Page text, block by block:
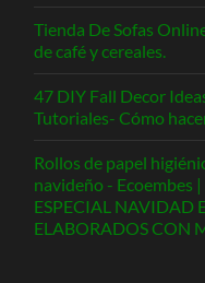
Tienda De Sofas
de café y cereales.
47 DIY Fall Decor
Tutoriales- Cómo
Rollos de papel
navideño - Ecoembes
ESPECIAL NAVIDAD
ELABORADOS CON